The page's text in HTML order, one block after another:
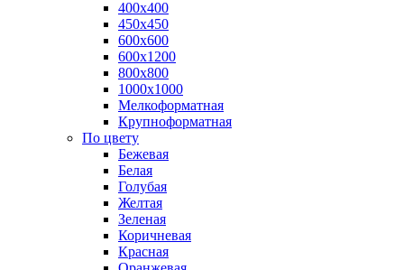
400х400
450х450
600х600
600х1200
800х800
1000х1000
Мелкоформатная
Крупноформатная
По цвету
Бежевая
Белая
Голубая
Желтая
Зеленая
Коричневая
Красная